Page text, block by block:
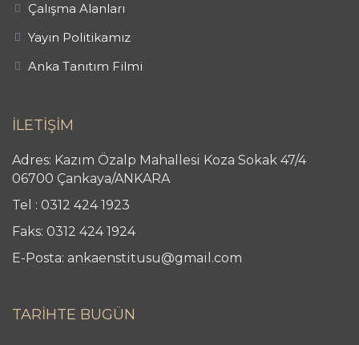
Çalışma Alanları
Yayın Politikamız
Anka Tanıtım Filmi
İLETİŞİM
Adres: Kazım Özalp Mahallesi Koza Sokak 47/4
06700 Çankaya/ANKARA
Tel : 0312 424 1923
Faks: 0312 424 1924
E-Posta: ankaenstitusu@gmail.com
TARİHTE BUGÜN